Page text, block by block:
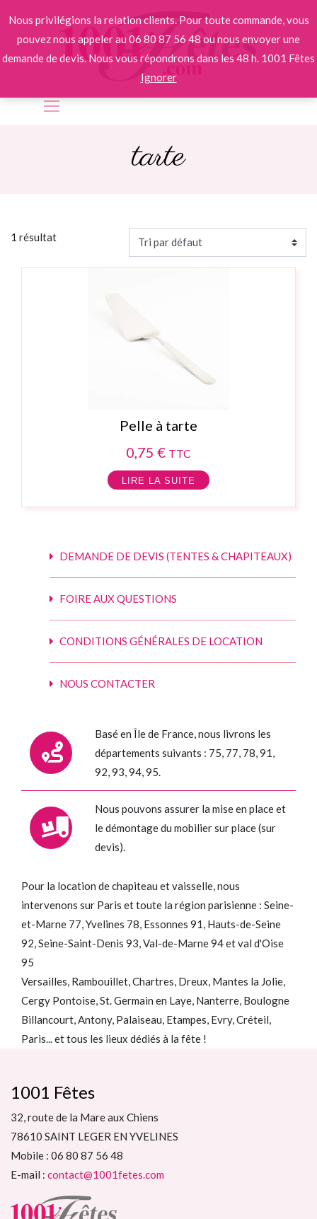
tarte
1 résultat
Pelle à tarte
0,75 € TTC
LIRE LA SUITE
DEMANDE DE DEVIS (TENTES & CHAPITEAUX)
FOIRE AUX QUESTIONS
CONDITIONS GÉNÉRALES DE LOCATION
NOUS CONTACTER
Basé en Île de France, nous livrons les
départements suivants : 75, 77, 78, 91,
92, 93, 94, 95.
Nous pouvons assurer la mise en place et
le démontage du mobilier sur place (sur
devis).
Pour la location de chapiteau et vaisselle, nous
intervenons sur Paris et toute la région parisienne : Seine-
et-Marne 77, Yvelines 78, Essonnes 91, Hauts-de-Seine
92, Seine-Saint-Denis 93, Val-de-Marne 94 et val d'Oise
95
Versailles, Rambouillet, Chartres, Dreux, Mantes la Jolie,
Cergy Pontoise, St. Germain en Laye, Nanterre, Boulogne
Billancourt, Antony, Palaiseau, Etampes, Evry, Créteil,
Paris... et tous les lieux dédiés à la fête !
1001 Fêtes
32, route de la Mare aux Chiens
78610 SAINT LEGER EN YVELINES
Mobile : 06 80 87 56 48
E-mail : contact@1001fetes.com
Nous privilégions la relation clients. Pour toute commande, vous
pouvez nous appeler au 06 80 87 56 48 ou nous envoyer une
demande de devis. Nous vous répondrons dans les 48 h. 1001 Fêtes
Ignorer